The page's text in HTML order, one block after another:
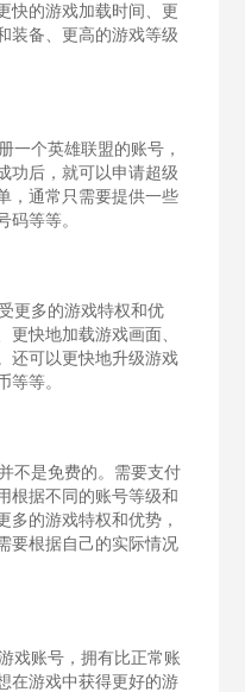
快的游戏加载时间、更
装备、更高的游戏等级
个英雄联盟的账号，
功后，就可以申请超级
，通常只需要提供一些
码等等。
更多的游戏特权和优
更快地加载游戏画面、
还可以更快地升级游戏
等等。
不是免费的。需要支付
根据不同的账号等级和
多的游戏特权和优势，
要根据自己的实际情况
戏账号，拥有比正常账
在游戏中获得更好的游